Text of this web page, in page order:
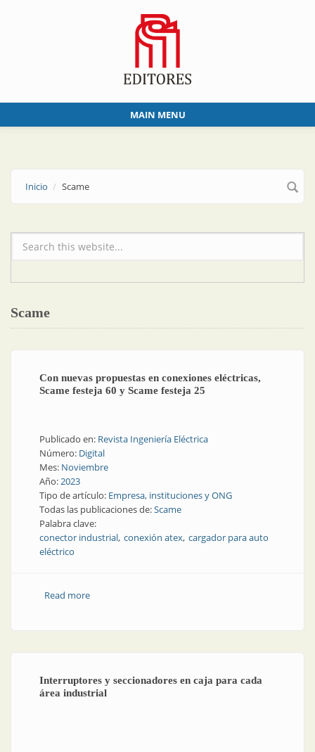
MAIN MENU
Inicio Scame
Formulario de búsqueda
Scame
Con nuevas propuestas en conexiones eléctricas,
Scame festeja 60 y Scame festeja 25
Publicado en: Revista Ingeniería Eléctrica
Número: Digital
Mes: Noviembre
Año:2023
Tipo de artículo: Empresa, instituciones y ONG
Todas las publicaciones de:Scame
Palabra clave:
conector industrial conexión atex cargador para auto
eléctrico
Read moreabout Con nuevas propuestas en conexiones
Interruptores y seccionadores en caja para cada
área industrial